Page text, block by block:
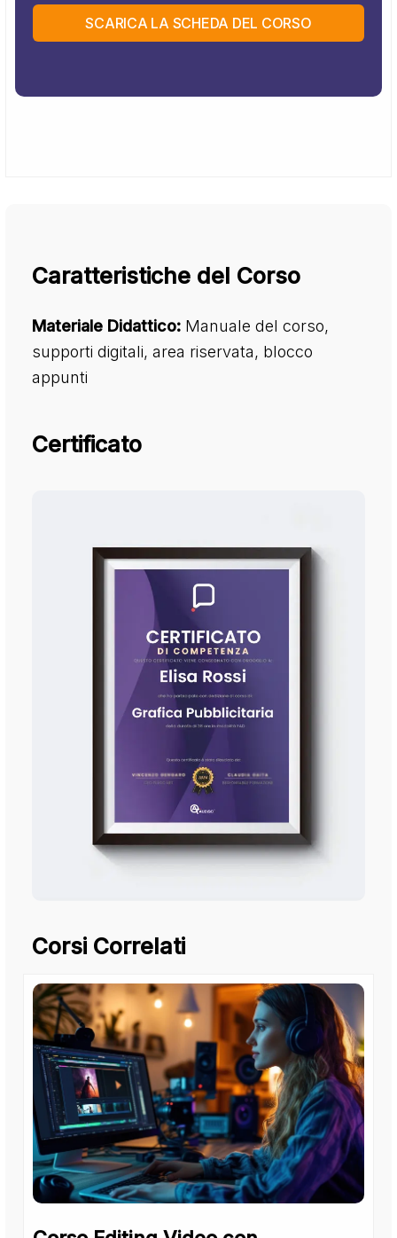
SCARICA LA SCHEDA DEL CORSO
Caratteristiche del Corso
Materiale Didattico: Manuale del corso,
supporti digitali, area riservata, blocco
appunti
Certificato
Corsi Correlati